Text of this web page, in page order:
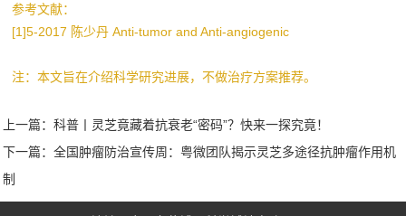
参考文献：
[1]5-2017 陈少丹 Anti-tumor and Anti-angiogenic
注：本文旨在介绍科学研究进展，不做治疗方案推荐。
上一篇： 科普丨灵芝竟藏着抗衰老“密码”？快来一探究竟！
下一篇： 全国肿瘤防治宣传周：粤微团队揭示灵芝多途径抗肿瘤作用机
制